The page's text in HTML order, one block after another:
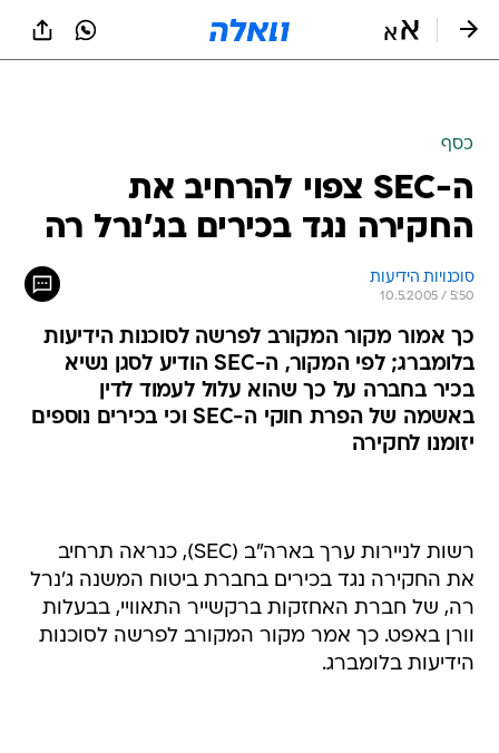
כסף
ה-SEC צפוי להרחיב את
החקירה נגד בכירים בג'נרל רה
סוכנויות הידיעות
10.5.2005 / 5:50
כך אמור מקור המקורב לפרשה לסוכנות הידיעות
בלומברג; לפי המקור, ה-SEC הודיע לסגן נשיא
בכיר בחברה על כך שהוא עלול לעמוד לדין
באשמה של הפרת חוקי ה-SEC וכי בכירים נוספים
יזומנו לחקירה
רשות לניירות ערך בארה"ב (SEC), כנראה תרחיב
את החקירה נגד בכירים בחברת ביטוח המשנה ג'נרל
רה, של חברת האחזקות ברקשייר התאוויי, בבעלות
וורן באפט. כך אמר מקור המקורב לפרשה לסוכנות
הידיעות בלומברג.